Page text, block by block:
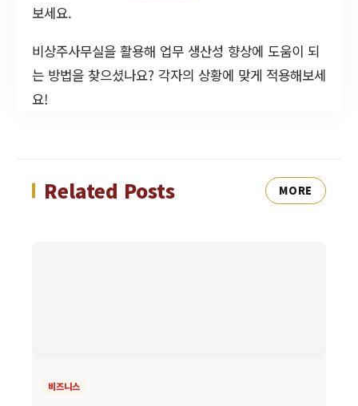
보세요.
비상주사무실을 활용해 업무 생산성 향상에 도움이 되
는 방법을 찾으셨나요? 각자의 상황에 맞게 적용해보세
요!
Related Posts MORE
비즈니스